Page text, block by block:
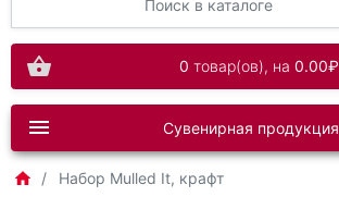
0 товар(ов), на 0.00₽
Сувенирная продукция
Набор Mulled It, крафт